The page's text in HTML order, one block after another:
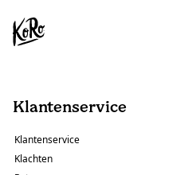
Klantenservice
Klantenservice
Klachten